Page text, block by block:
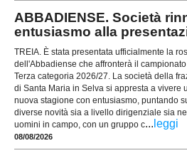
ABBADIENSE. Società
entusiasmo alla
TREIA. È stata presentata ufficialmente la
dell'Abbadiense che affronterà il
Terza categoria 2026/27. La società della
di Santa Maria in Selva si appresta a vivere
nuova stagione con entusiasmo, puntando
diverse novità sia a livello dirigenziale sia
uomini in campo, con un gruppo c... leggi
08/08/2026